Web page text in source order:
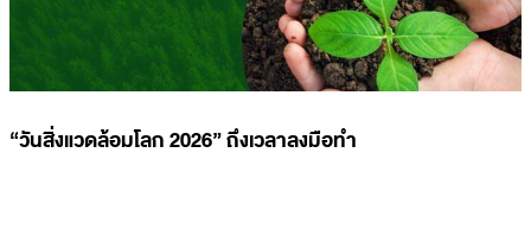
“วันสิ่งแวดล้อมโลก 2026” ถึงเวลาลงมือทำ